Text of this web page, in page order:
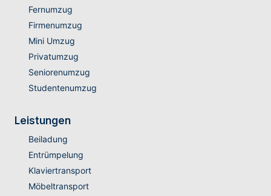
Fernumzug
Firmenumzug
Mini Umzug
Privatumzug
Seniorenumzug
Studentenumzug
Leistungen
Beiladung
Entrümpelung
Klaviertransport
Möbeltransport